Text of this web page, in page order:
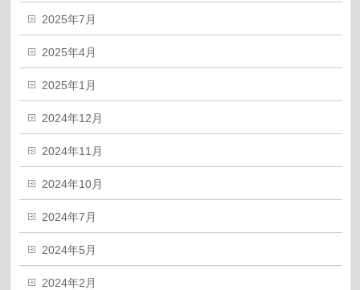
2025年7月
2025年4月
2025年1月
2024年12月
2024年11月
2024年10月
2024年7月
2024年5月
2024年2月